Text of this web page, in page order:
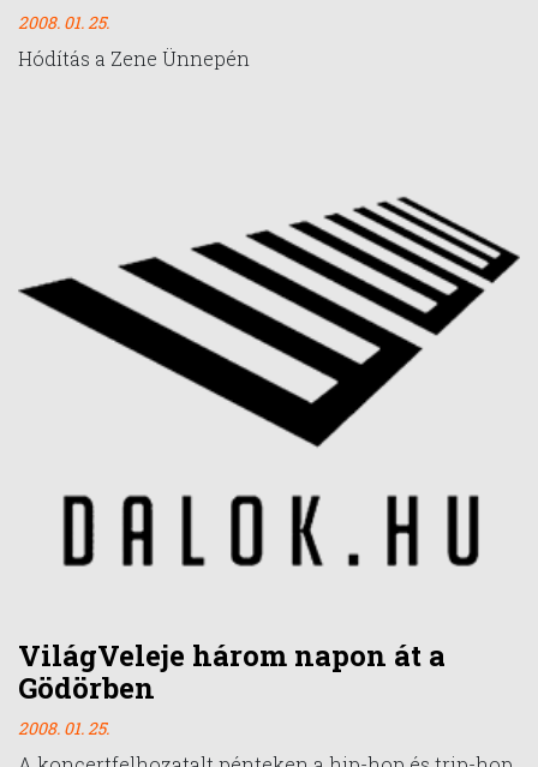
2008. 01. 25.
Hódítás a Zene Ünnepén
VilágVeleje három napon át a
Gödörben
2008. 01. 25.